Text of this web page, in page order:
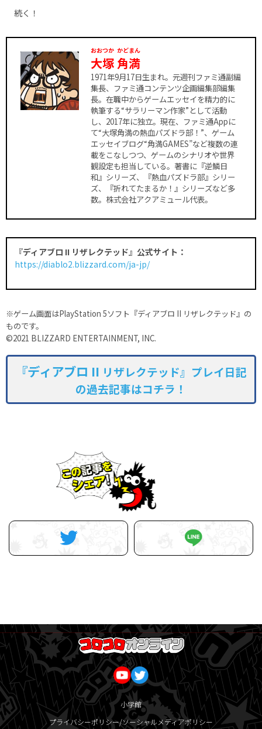
続く！
大塚
おおつか
角満
かどまん
1971年9月17日生まれ。元週刊ファミ通副編
集長、ファミ通コンテンツ企画編集部編集
長。在職中からゲームエッセイを精力的に
執筆する“サラリーマン作家”として活動
し、2017年に独立。現在、ファミ通Appに
て“大塚角満の熱血パズドラ部！”、ゲーム
エッセイブログ“角満GAMES”など複数の連
載をこなしつつ、ゲームのシナリオや世界
観設定も担当している。著書に『逆鱗日
和』シリーズ、『熱血パズドラ部』シリー
ズ、『折れてたまるか！』シリーズなど多
数。株式会社アクアミュール代表。
『ディアブロ II リザレクテッド』公式サイト：
https://diablo2.blizzard.com/ja-jp/
※ゲーム画面はPlayStation 5ソフト『ディアブロ II リザレクテッド』の
ものです。
©2021 BLIZZARD ENTERTAINMENT, INC.
『ディアブロ II リザレクテッド』プレイ日記
の過去記事はコチラ！
小学館
プライバシーポリシー/ソーシャルメディアポリシー